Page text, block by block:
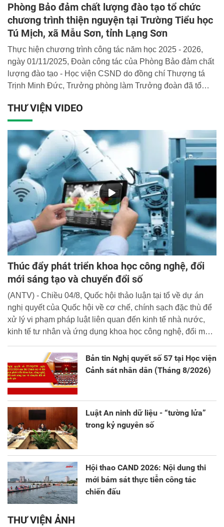
Phòng Bảo đảm chất lượng đào tạo tổ chức
chương trình thiện nguyện tại Trường Tiểu học
Tú Mịch, xã Mẫu Sơn, tỉnh Lạng Sơn
Thực hiện chương trình công tác năm học 2025 - 2026,
ngày 01/11/2025, Đoàn công tác của Phòng Bảo đảm chất
lượng đào tạo - Học viện CSND do đồng chí Thượng tá
Trịnh Minh Đức, Trưởng phòng làm Trưởng đoàn đã tổ
Mịch - Điểm trường Bản Luồng, xã Mẫu Sơn, tỉnh Lạng
Sơn.
THƯ VIỆN VIDEO
Thúc đẩy phát triển khoa học công nghệ, đổi
mới sáng tạo và chuyển đổi số
(ANTV) - Chiều 04/8, Quốc hội thảo luận tại tổ về dự án
nghị quyết của Quốc hội về cơ chế, chính sạch đặc thù để
xử lý vi phạm pháp luật liên quan đến kinh tế nhà nước,
kinh tế tư nhân và ứng dụng khoa học công nghệ, đổi mới
sáng tạo và chuyển đổi số.
Bản tin Nghị quyết số 57 tại Học viện
Cảnh sát nhân dân (Tháng 8/2026)
Luật An ninh dữ liệu - “tường lửa”
trong kỷ nguyên số
Hội thao CAND 2026: Nội dung thi
mới bám sát thực tiễn công tác
chiến đấu
THƯ VIỆN ẢNH